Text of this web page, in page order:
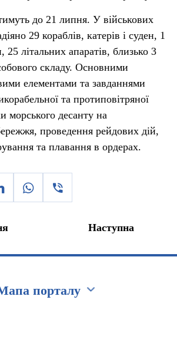
до 21 липня. У військових
29 кораблів, катерів і суден, 1
25 літальних апаратів, близько 3
складу. Основними
елементами та завданнями
та протиповітряної
морського десанту на
проведення рейдових дій,
та плавання в ордерах.
Наступна
порталу